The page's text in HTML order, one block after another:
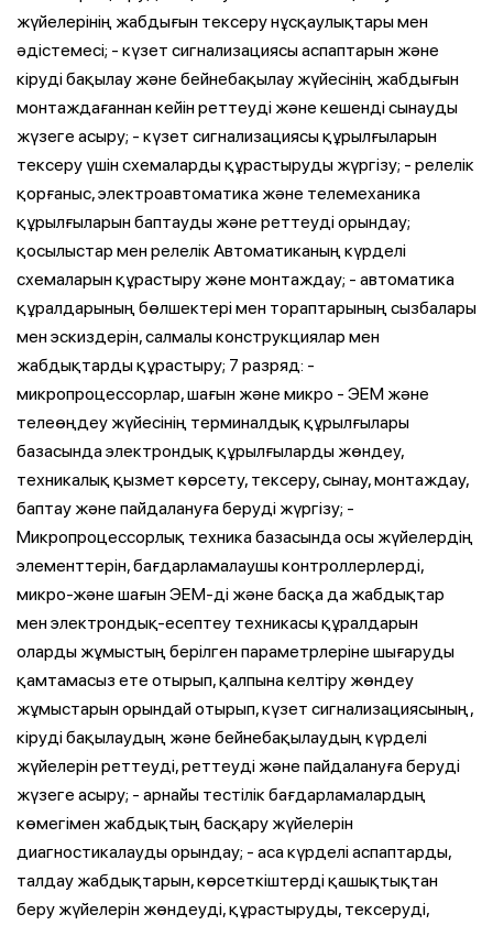
жүйелерінің жабдығын тексеру нұсқаулықтары мен
әдістемесі; - күзет сигнализациясы аспаптарын және
кіруді бақылау және бейнебақылау жүйесінің жабдығын
монтаждағаннан кейін реттеуді және кешенді сынауды
жүзеге асыру; - күзет сигнализациясы құрылғыларын
тексеру үшін схемаларды құрастыруды жүргізу; - релелік
қорғаныс, электроавтоматика және телемеханика
құрылғыларын баптауды және реттеуді орындау;
қосылыстар мен релелік Автоматиканың күрделі
схемаларын құрастыру және монтаждау; - автоматика
құралдарының бөлшектері мен тораптарының сызбалары
мен эскиздерін, салмалы конструкциялар мен
жабдықтарды құрастыру; 7 разряд: -
микропроцессорлар, шағын және микро - ЭЕМ және
телеөңдеу жүйесінің терминалдық құрылғылары
базасында электрондық құрылғыларды жөндеу,
техникалық қызмет көрсету, тексеру, сынау, монтаждау,
баптау және пайдалануға беруді жүргізу; -
Микропроцессорлық техника базасында осы жүйелердің
элементтерін, бағдарламалаушы контроллерлерді,
микро-және шағын ЭЕМ-ді және басқа да жабдықтар
мен электрондық-есептеу техникасы құралдарын
оларды жұмыстың берілген параметрлеріне шығаруды
қамтамасыз ете отырып, қалпына келтіру жөндеу
жұмыстарын орындай отырып, күзет сигнализациясының,
кіруді бақылаудың және бейнебақылаудың күрделі
жүйелерін реттеуді, реттеуді және пайдалануға беруді
жүзеге асыру; - арнайы тестілік бағдарламалардың
көмегімен жабдықтың басқару жүйелерін
диагностикалауды орындау; - аса күрделі аспаптарды,
талдау жабдықтарын, көрсеткіштерді қашықтықтан
беру жүйелерін жөндеуді, құрастыруды, тексеруді,